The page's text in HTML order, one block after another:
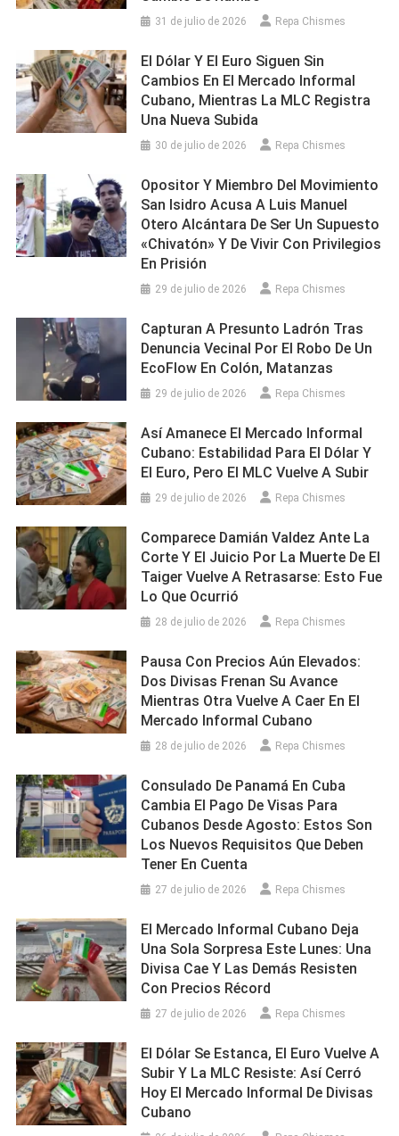
31 de julio de 2026 Repa Chismes
El Dólar Y El Euro Siguen Sin
Cambios En El Mercado Informal
Cubano, Mientras La MLC Registra
Una Nueva Subida
30 de julio de 2026 Repa Chismes
Opositor Y Miembro Del Movimiento
San Isidro Acusa A Luis Manuel
Otero Alcántara De Ser Un Supuesto
«chivatón» Y De Vivir Con Privilegios
En Prisión
29 de julio de 2026 Repa Chismes
Capturan A Presunto Ladrón Tras
Denuncia Vecinal Por El Robo De Un
EcoFlow En Colón, Matanzas
29 de julio de 2026 Repa Chismes
Así Amanece El Mercado Informal
Cubano: Estabilidad Para El Dólar Y
El Euro, Pero El MLC Vuelve A Subir
29 de julio de 2026 Repa Chismes
Comparece Damián Valdez Ante La
Corte Y El Juicio Por La Muerte De El
Taiger Vuelve A Retrasarse: Esto Fue
Lo Que Ocurrió
28 de julio de 2026 Repa Chismes
Pausa Con Precios Aún Elevados:
Dos Divisas Frenan Su Avance
Mientras Otra Vuelve A Caer En El
Mercado Informal Cubano
28 de julio de 2026 Repa Chismes
Consulado De Panamá En Cuba
Cambia El Pago De Visas Para
Cubanos Desde Agosto: Estos Son
Los Nuevos Requisitos Que Deben
Tener En Cuenta
27 de julio de 2026 Repa Chismes
El Mercado Informal Cubano Deja
Una Sola Sorpresa Este Lunes: Una
Divisa Cae Y Las Demás Resisten
Con Precios Récord
27 de julio de 2026 Repa Chismes
El Dólar Se Estanca, El Euro Vuelve A
Subir Y La MLC Resiste: Así Cerró
Hoy El Mercado Informal De Divisas
Cubano